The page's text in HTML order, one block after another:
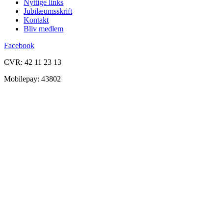
Nyttige links
Jubilæumsskrift
Kontakt
Bliv medlem
Facebook
CVR: 42 11 23 13
Mobilepay: 43802